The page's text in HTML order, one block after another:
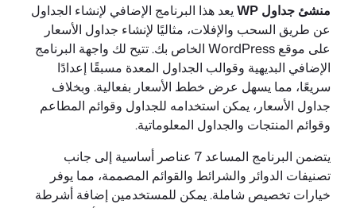
منشئ جداول WP
يعد هذا البرنامج الإضافي لإنشاء الجداول
عن طريق السحب والإفلات، مثاليًا لإنشاء جداول الأسعار
على موقع WordPress الخاص بك. تتيح لك واجهة البرنامج
الإضافي البديهية وقوالب الجداول المعدة مسبقًا إعدادًا
سريعًا، مما يسهل عرض خطط الأسعار بفعالية. وبخلاف
جداول الأسعار، يمكن استخدامه للجداول وقوائم المطاعم
وقوائم المنتجات والجداول المعلوماتية.
يتضمن البرنامج المساعد 7 عناصر أساسية إلى جانب
تصنيفات الدوائر والشرائط والقوائم المصممة، مما يوفر
خيارات تخصيص شاملة. يمكن للمستخدمين إضافة أشرطة